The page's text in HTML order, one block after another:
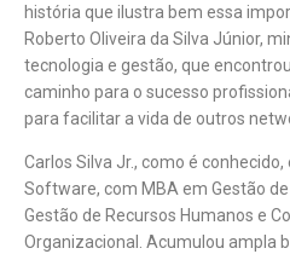
história que ilustra bem essa
Roberto Oliveira da Silva Júnior,
tecnologia e gestão, que
caminho para o sucesso
para facilitar a vida de outros
Carlos Silva Jr., como é
Software, com MBA em Gestão
Gestão de Recursos Humanos e
Organizacional. Acumulou ampla